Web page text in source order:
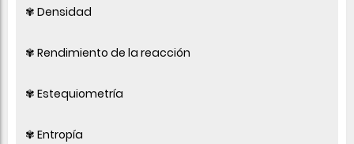
✾ Densidad
✾ Rendimiento de la reacción
✾ Estequiometría
✾ Entropía